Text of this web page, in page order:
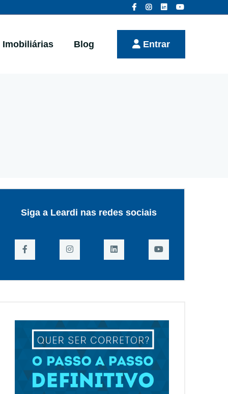
Imobiliárias Blog Entrar
Siga a Leardi nas redes sociais